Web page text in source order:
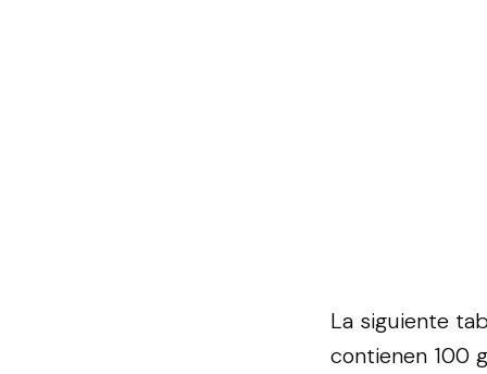
La siguiente
contienen 100